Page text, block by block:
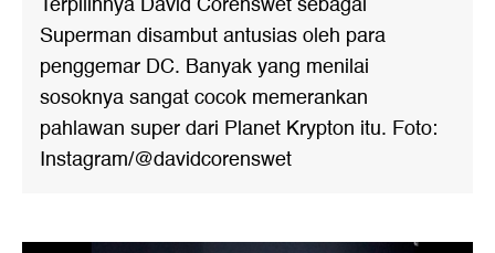
Superman disambut antusias oleh para
penggemar DC. Banyak yang menilai
sosoknya sangat cocok memerankan
pahlawan super dari Planet Krypton itu. Foto:
Instagram/@davidcorenswet